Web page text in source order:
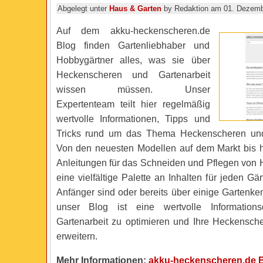
Abgelegt unter Haus & Gartenby Redaktion am 01.
Auf dem akku-heckenscheren.de
Blog finden Gartenliebhaber und
Hobbygärtner alles, was sie über
Heckenscheren und Gartenarbeit
wissen müssen. Unser
Expertenteam teilt hier regelmäßig
wertvolle Informationen, Tipps und
Tricks rund um das Thema Heckenscheren
Von den neuesten Modellen auf dem Markt bis
Anleitungen für das Schneiden und Pflegen von
eine vielfältige Palette an Inhalten für jeden
Anfänger sind oder bereits über einige
unser Blog ist eine wertvolle
Gartenarbeit zu optimieren und Ihre
erweitern.
Mehr Informationen: akku-heckenscheren.de